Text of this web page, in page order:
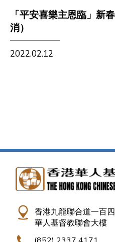
「平安喜樂主恩臨」新
消）
2022.02.12
香港九龍聯合道一百
華人基督教聯會大樓